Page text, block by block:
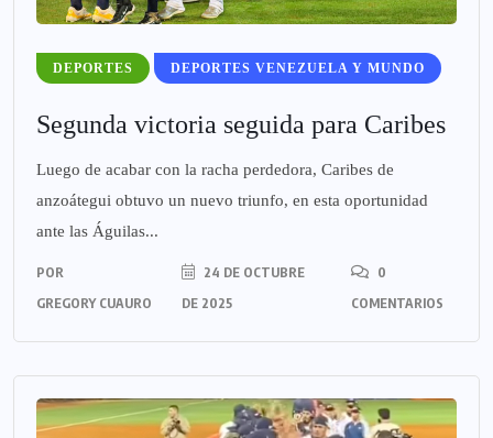
DEPORTES DEPORTES VENEZUELA Y MUNDO
Segunda victoria seguida para Caribes
Luego de acabar con la racha perdedora, Caribes de
anzoátegui obtuvo un nuevo triunfo, en esta oportunidad
ante las Águilas...
POR
GREGORY CUAURO
24 DE OCTUBRE
DE 2025
0
COMENTARIOS